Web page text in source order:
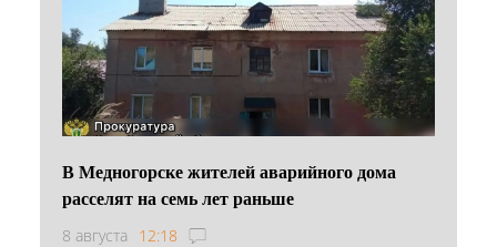
В Медногорске жителей аварийного дома
расселят на семь лет раньше
8 августа 12:18